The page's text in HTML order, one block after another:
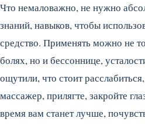
Что немаловажно, не нужно
знаний, навыков, чтобы
средство. Применять можно не
болях, но и бессоннице,
ощутили, что стоит
массажер, прилягте, закройте
время вам станет лучше,